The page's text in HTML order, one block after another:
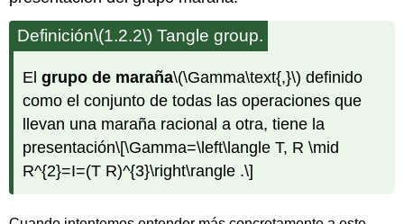
Definición\(1.2.2\) Tangle group.
Elgrupo de maraña\(\Gamma\text{,}\) definido
como el conjunto de todas las operaciones que
llevan una maraña racional a otra, tiene la
presentación\[\Gamma=\left\langle T, R \mid
R^{2}=I=(T R)^{3}\right\rangle .\]